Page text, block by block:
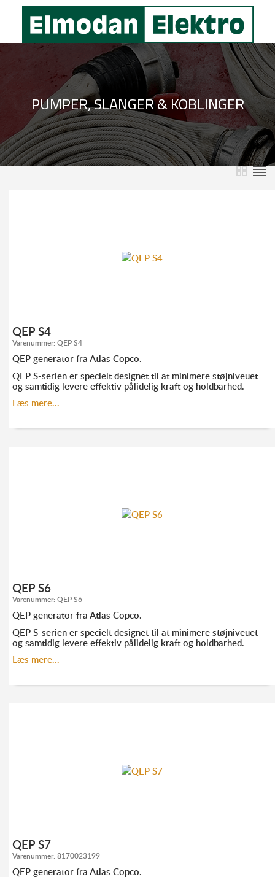
PUMPER, SLANGER & KOBLINGER
QEP S4
Varenummer:QEP S4
QEP generator fra Atlas Copco.
QEP S-serien er specielt designet til at minimere støjniveuet
og samtidig levere effektiv pålidelig kraft og holdbarhed.
INFORMATION:
Læs mere...
QEP S6
Varenummer:QEP S6
QEP generator fra Atlas Copco.
QEP S-serien er specielt designet til at minimere støjniveuet
og samtidig levere effektiv pålidelig kraft og holdbarhed.
INFORMATION:
Læs mere...
QEP S7
Varenummer:8170023199
QEP generator fra Atlas Copco.